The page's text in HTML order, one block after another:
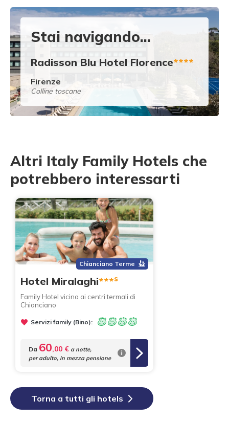
Stai navigando...
Radisson Blu Hotel Florence****
Firenze
Colline toscane
Altri Italy Family Hotels che
potrebbero interessarti
Chianciano Terme
Hotel Miralaghi***s
Family Hotel vicino ai centri termali di
Chianciano
Servizi family (Bino):
Da 60,00 € a notte,
per adulto, in mezza pensione
Torna a tutti gli hotels